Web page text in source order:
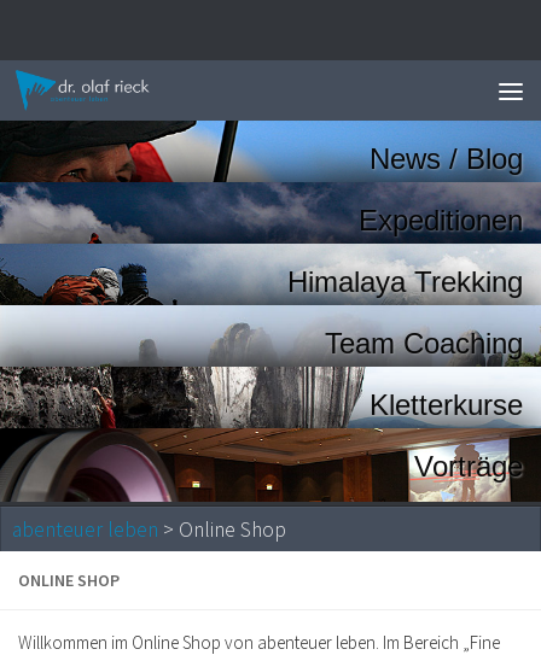
News / Blog
Expeditionen
Himalaya Trekking
Team Coaching
Kletterkurse
Vorträge
abenteuer leben > Online Shop
ONLINE SHOP
Willkommen im Online Shop von abenteuer leben. Im Bereich „Fine